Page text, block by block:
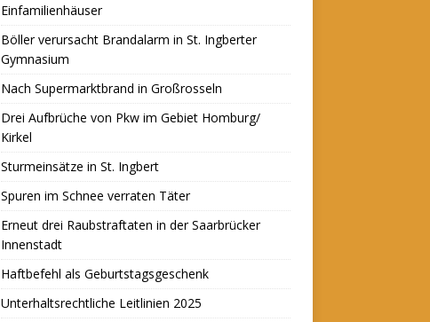
Einfamilienhäuser
Böller verursacht Brandalarm in St. Ingberter
Gymnasium
Nach Supermarktbrand in Großrosseln
Drei Aufbrüche von Pkw im Gebiet Homburg/
Kirkel
Sturmeinsätze in St. Ingbert
Spuren im Schnee verraten Täter
Erneut drei Raubstraftaten in der Saarbrücker
Innenstadt
Haftbefehl als Geburtstagsgeschenk
Unterhaltsrechtliche Leitlinien 2025